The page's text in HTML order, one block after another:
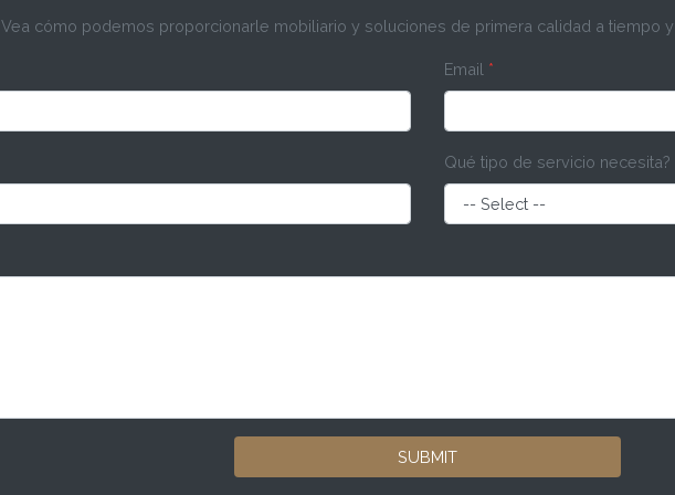
Vea cómo podemos proporcionarle mobiliario y soluciones de primera calidad a tiempo
Email *
Qué tipo de servicio necesita?
SUBMIT